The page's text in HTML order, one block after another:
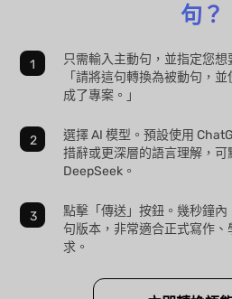
句？
只需輸入主動句，並指定您想
「請將這句轉換為被動句，
成了專案。」
選擇 AI 模型。預設使用
措辭或更深層的語言理解，
DeepSeek。
點擊「傳送」按鈕。幾秒鐘
句版本，非常適合正式寫作
求。